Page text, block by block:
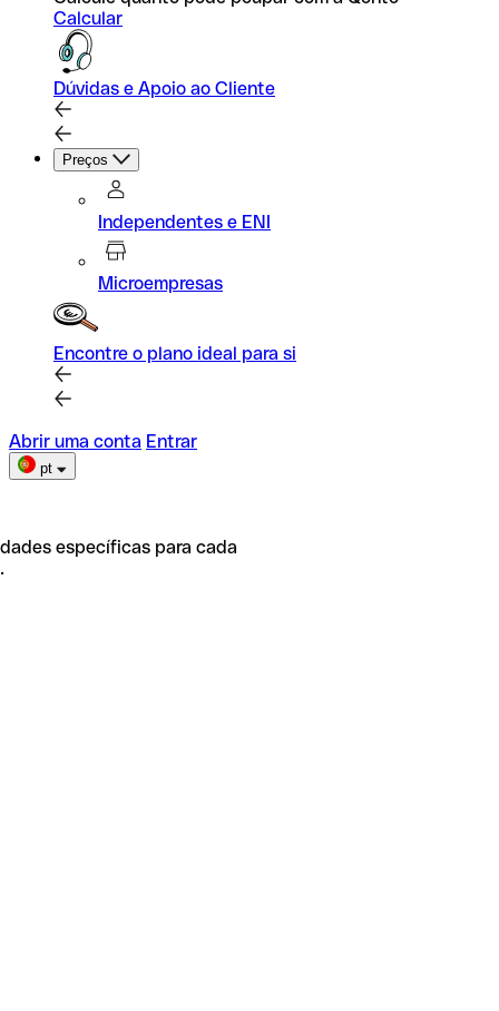
Calcular
Dúvidas e Apoio ao Cliente
Preços
Independentes e ENI
Microempresas
Encontre o plano ideal para si
Abrir uma conta Entrar
pt
específicas para cada